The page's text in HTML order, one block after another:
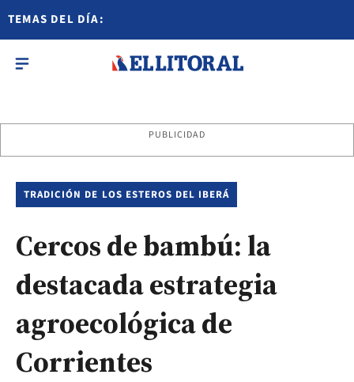
TEMAS DEL DÍA:
PUBLICIDAD
TRADICIÓN DE LOS ESTEROS DEL IBERÁ
Cercos de bambú: la
destacada estrategia
agroecológica de
Corrientes